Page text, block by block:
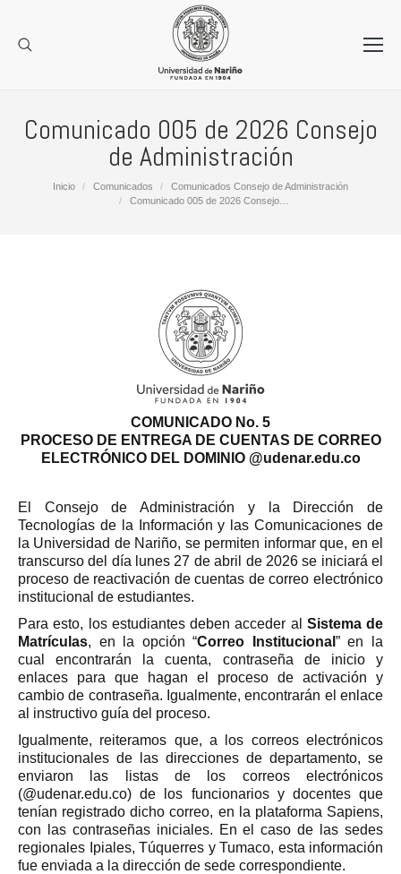
Comunicado 005 de 2026 Consejo
de Administración
Estás aquí:
Inicio Comunicados
Comunicados Consejo de Administración
Comunicado 005 de 2026 Consejo…
COMUNICADO No. 5
PROCESO DE ENTREGA DE CUENTAS DE CORREO
ELECTRÓNICO DEL DOMINIO @udenar.edu.co
El Consejo de Administración y la Dirección de
Tecnologías de la Información y las Comunicaciones de
la Universidad de Nariño, se permiten informar que, en el
transcurso del día lunes 27 de abril de 2026 se iniciará el
proceso de reactivación de cuentas de correo electrónico
institucional de estudiantes.
Para esto, los estudiantes deben acceder al Sistema de
Matrículas, en la opción “Correo Institucional ” en la
cual encontrarán la cuenta, contraseña de inicio y
enlaces para que hagan el proceso de activación y
cambio de contraseña. Igualmente, encontrarán el enlace
al instructivo guía del proceso.
Igualmente, reiteramos que, a los correos electrónicos
institucionales de las direcciones de departamento, se
enviaron las listas de los correos electrónicos
(@udenar.edu.co) de los funcionarios y docentes que
tenían registrado dicho correo, en la plataforma Sapiens,
con las contraseñas iniciales. En el caso de las sedes
regionales Ipiales, Túquerres y Tumaco, esta información
fue enviada a la dirección de sede correspondiente.